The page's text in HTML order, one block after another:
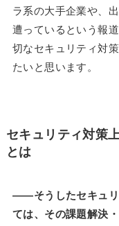
ラ系の大手企業や、
遭っているという報
切なセキュリティ対
たいと思います。
セキュリティ対策
とは
――そうしたセキュリ
ては、その課題解決